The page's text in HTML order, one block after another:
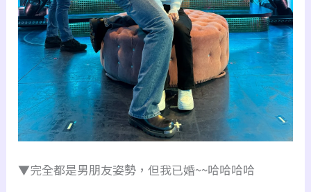
▼完全都是男朋友姿勢，但我已婚~~哈哈哈哈